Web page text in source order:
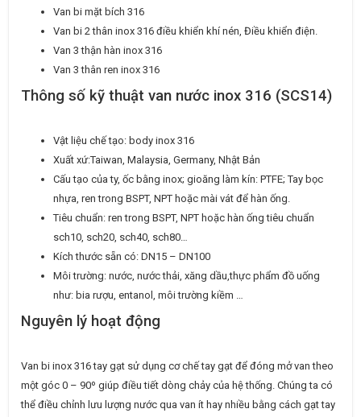
Van bi mặt bích 316
Van bi 2 thân inox 316 điều khiển khí nén, Điều khiển điện.
Van 3 thận hàn inox 316
Van 3 thân ren inox 316
Thông số kỹ thuật van nước inox 316 (SCS14)
Vật liệu chế tạo: body inox 316
Xuất xứ:Taiwan, Malaysia, Germany, Nhật Bản
Cấu tạo của ty, ốc bằng inox; gioăng làm kín: PTFE; Tay bọc
nhựa, ren trong BSPT, NPT hoặc mài vát để hàn ống.
Tiêu chuẩn: ren trong BSPT, NPT hoặc hàn ống tiêu chuẩn
sch10, sch20, sch40, sch80…
Kích thước sẵn có: DN15 – DN100
Môi trường: nước, nước thải, xăng dầu,thực phẩm đồ uống
như: bia rượu, entanol, môi trường kiềm …
Nguyên lý hoạt động
Van bi inox 316 tay gạt sử dụng cơ chế tay gạt để đóng mở van theo
một góc 0 – 90º giúp điều tiết dòng chảy của hệ thống. Chúng ta có
thể điều chỉnh lưu lượng nước qua van ít hay nhiều bằng cách gạt tay